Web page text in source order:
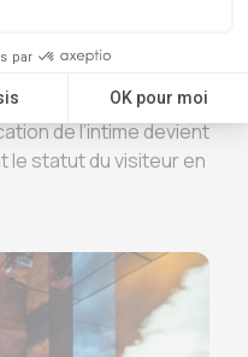
l’activité
lorsqu’ils
évolue au gré des
de création
de l’intime devient
le statut du visiteur en